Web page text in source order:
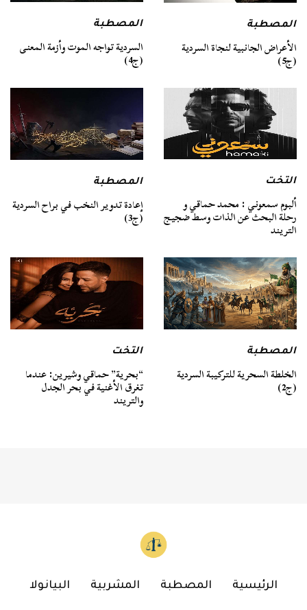
المصطبة
الأعراض الجانبية لنجاة السردية
(ج5)
المصطبة
السردية تواجه الموت وأزمة المعنى
(ج4)
التخت
ألبوم سمعوني : محمد حماقي و
رحلة البحث عن الذات وسط ضجيج
التريند
المصطبة
إعادة تدوير النخب في براح السردية
(ج3)
المصطبة
الخلطة السحرية للتركيبة السردية
(ج2)
التخت
“بحرية” حماقي وشيرين: عندما
تغرق الأغنية في بحر الجدل
والتريند
الرئيسية المصطبة المشربية البيانولا